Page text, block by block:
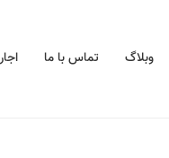
وبلاگ تماس با ما